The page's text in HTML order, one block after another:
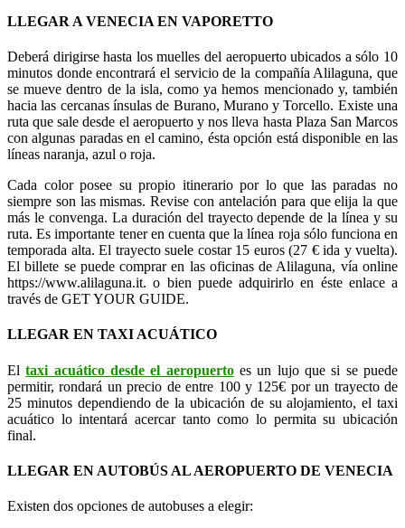
LLEGAR A VENECIA EN VAPORETTO
Deberá dirigirse hasta los muelles del aeropuerto ubicados a sólo 10
minutos donde encontrará el servicio de la compañía Alilaguna, que
se mueve dentro de la isla, como ya hemos mencionado y, también
hacia las cercanas ínsulas de Burano, Murano y Torcello. Existe una
ruta que sale desde el aeropuerto y nos lleva hasta Plaza San Marcos
con algunas paradas en el camino, ésta opción está disponible en las
líneas naranja, azul o roja.
Cada color posee su propio itinerario por lo que las paradas no
siempre son las mismas. Revise con antelación para que elija la que
más le convenga. La duración del trayecto depende de la línea y su
ruta. Es importante tener en cuenta que la línea roja sólo funciona en
temporada alta. El trayecto suele costar 15 euros (27 € ida y vuelta).
El billete se puede comprar en las oficinas de Alilaguna, vía online
https://www.alilaguna.it. o bien puede adquirirlo en éste enlace a
través de GET YOUR GUIDE.
LLEGAR EN TAXI ACUÁTICO
Eltaxi acuático desde el aeropuertoes un lujo que si se puede
permitir, rondará un precio de entre 100 y 125€ por un trayecto de
25 minutos dependiendo de la ubicación de su alojamiento, el taxi
acuático lo intentará acercar tanto como lo permita su ubicación
final.
LLEGAR EN AUTOBÚS AL AEROPUERTO DE VENECIA
Existen dos opciones de autobuses a elegir: